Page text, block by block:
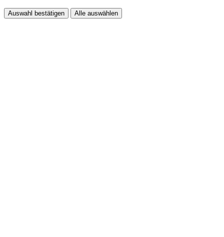
Auswahl bestätigen Alle auswählen